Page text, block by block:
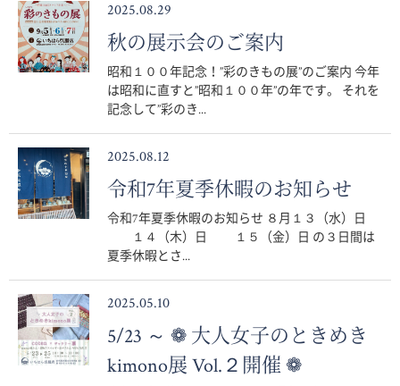
2025.08.29
秋の展示会のご案内
昭和１００年記念！”彩のきもの展”のご案内 今年
は昭和に直すと”昭和１００年”の年です。 それを
記念して”彩のき...
2025.08.12
令和7年夏季休暇のお知らせ
令和7年夏季休暇のお知らせ ８月１３（水）日
１４（木）日 １５（金）日 の３日間は
夏季休暇とさ...
2025.05.10
5/23 ～ ❁ 大人女子のときめき
kimono展 Vol.２開催 ❁